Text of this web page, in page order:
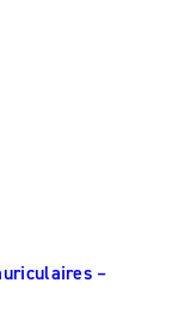
&
–